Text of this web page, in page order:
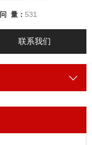
量： 531
联系我们